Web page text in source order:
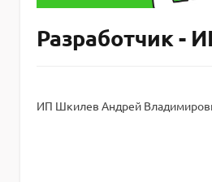
Разработчик -
ИП Шкилев Андрей